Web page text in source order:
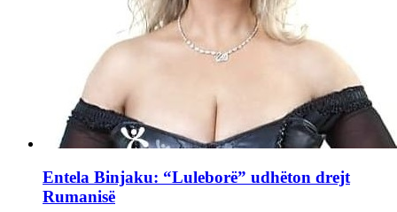
Entela Binjaku: “Luleborë” udhëton drejt
Rumanisë